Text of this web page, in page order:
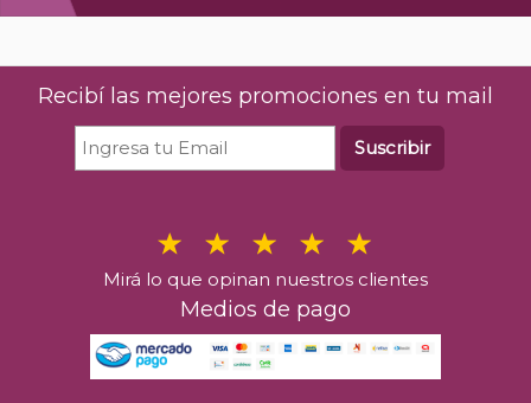
Recibí las mejores promociones en tu mail
Suscribir
Mirá lo que opinan nuestros clientes
Medios de pago